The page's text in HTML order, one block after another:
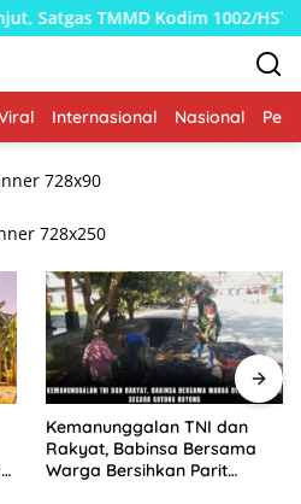
HST Percantik Mushola Desa
Internasional Nasional
Kemanunggalan TNI dan
Rakyat, Babinsa Bersama
Warga Bersihkan Parit